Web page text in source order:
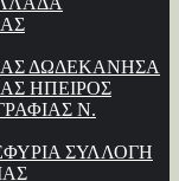
ΔΩΔΕΚΑΝΗΣΑ
ΗΠΕΙΡΟΣ
Ν.
ΣΥΛΛΟΓΗ